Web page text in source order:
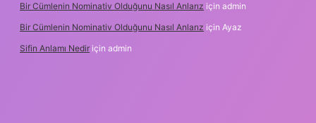
Bir Cümlenin Nominativ Olduğunu Nasıl Anlarız için admin
Bir Cümlenin Nominativ Olduğunu Nasıl Anlarız için Ayaz
Sifin Anlamı Nedir için admin